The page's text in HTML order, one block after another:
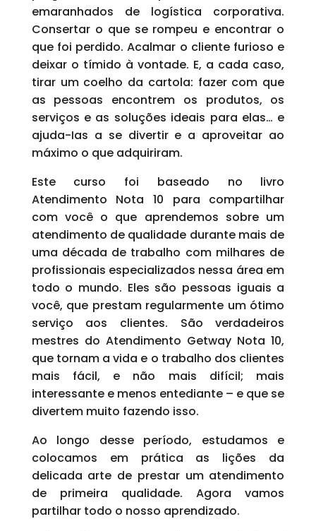
emaranhados de logística corporativa.
Consertar o que se rompeu e encontrar o
que foi perdido. Acalmar o cliente furioso e
deixar o tímido à vontade. E, a cada caso,
tirar um coelho da cartola: fazer com que
as pessoas encontrem os produtos, os
serviços e as soluções ideais para elas… e
ajuda-Ias a se divertir e a aproveitar ao
máximo o que adquiriram.
Este curso foi baseado no livro
Atendimento Nota 10 para compartilhar
com você o que aprendemos sobre um
atendimento de qualidade durante mais de
uma década de trabalho com milhares de
profissionais especializados nessa área em
todo o mundo. Eles são pessoas iguais a
você, que prestam regularmente um ótimo
serviço aos clientes. São verdadeiros
mestres do Atendimento Getway Nota 10,
que tornam a vida e o trabalho dos clientes
mais fácil, e não mais difícil; mais
interessante e menos entediante – e que se
divertem muito fazendo isso.
Ao longo desse período, estudamos e
colocamos em prática as lições da
delicada arte de prestar um atendimento
de primeira qualidade. Agora vamos
partilhar todo o nosso aprendizado.